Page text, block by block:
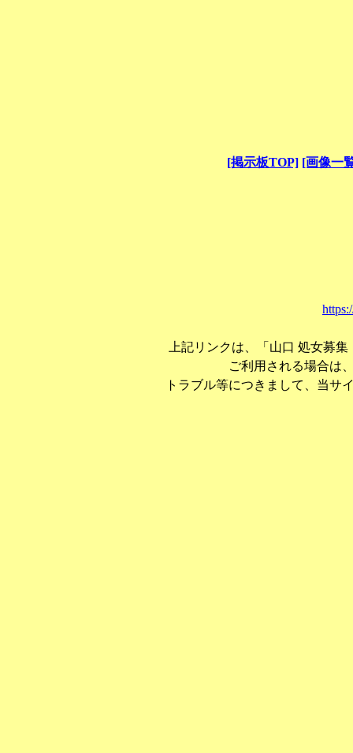
[掲示板TOP] [画像一
上記リンクは、「山口 処女募
ご利用される場合は
トラブル等につきまして、当サ